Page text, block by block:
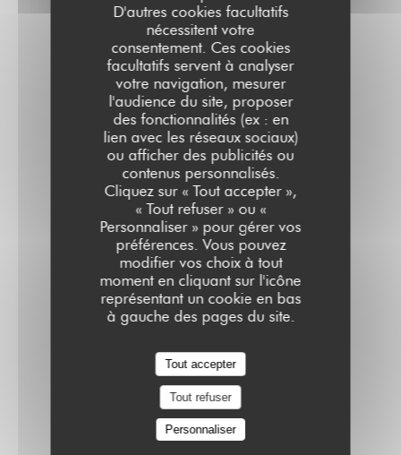
D'autres cookies facultatifs
nécessitent votre
consentement. Ces cookies
facultatifs servent à analyser
votre navigation, mesurer
l'audience du site, proposer
des fonctionnalités (ex : en
lien avec les réseaux sociaux)
ou afficher des publicités ou
contenus personnalisés.
Cliquez sur « Tout accepter »,
« Tout refuser » ou «
Personnaliser » pour gérer vos
préférences. Vous pouvez
modifier vos choix à tout
moment en cliquant sur l'icône
représentant un cookie en bas
à gauche des pages du site.
Tout accepter
Tout refuser
Personnaliser
9,50 EUR
19cl
Champagnes
DEUTZ « ROSÉ » AOC - FAMILLE ROUZAUD
89,00 EUR
Bout 75 cl
12,00 EUR
Coupe 12 .